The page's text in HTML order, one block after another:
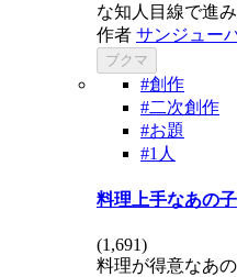
な知人目線で進
作者 サンジュー
ブクマ
#創作
#二次創作
#お題
#1人
料理上手なあの
(1,691)
料理が得意なあ